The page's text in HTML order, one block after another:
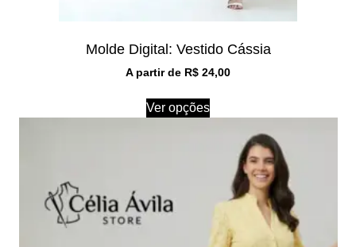
Molde Digital: Vestido Cássia
A partir de R$ 24,00
Ver opções